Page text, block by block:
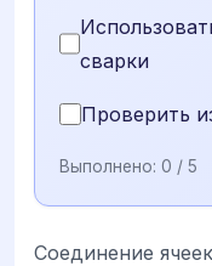
сварки
Проверить
Выполнено: 0 / 5
Соединение